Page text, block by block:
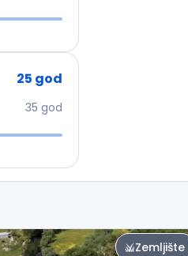
25 god
35god
Zemljište